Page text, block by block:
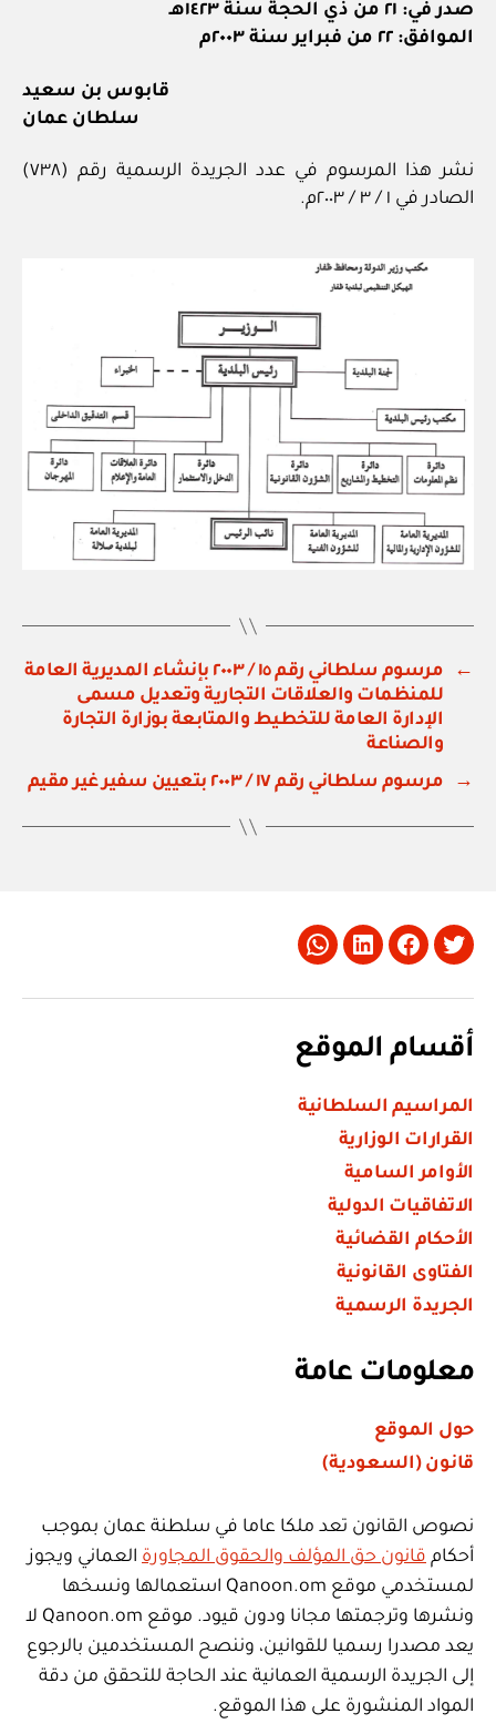
صدر في: ٢١ من ذي الحجة سنة ١٤٢٣هـ
الموافق: ٢٢ من فبراير سنة ٢٠٠٣م
قابوس بن سعيد
سلطان عمان
نشر هذا المرسوم في عدد الجريدة الرسمية رقم (٧٣٨)
الصادر في ١ / ٣ / ٢٠٠٣م.
←
مرسوم سلطاني رقم ١٥ / ٢٠٠٣ بإنشاء المديرية العامة
للمنظمات والعلاقات التجارية وتعديل مسمى
الإدارة العامة للتخطيط والمتابعة بوزارة التجارة
والصناعة
→
مرسوم سلطاني رقم ١٧ / ٢٠٠٣ بتعيين سفير غير مقيم
Twitter
Facebook
LinkedIn
Whatsapp
أقسام الموقع
المراسيم السلطانية
القرارات الوزارية
الأوامر السامية
الاتفاقيات الدولية
الأحكام القضائية
الفتاوى القانونية
الجريدة الرسمية
معلومات عامة
حول الموقع
قانون (السعودية)
نصوص القانون تعد ملكا عاما في سلطنة عمان بموجب
أحكام قانون حق المؤلف والحقوق المجاورة العماني ويجوز
لمستخدمي موقع Qanoon.om استعمالها ونسخها
ونشرها وترجمتها مجانا ودون قيود. موقع Qanoon.om لا
يعد مصدرا رسميا للقوانين، وننصح المستخدمين بالرجوع
إلى الجريدة الرسمية العمانية عند الحاجة للتحقق من دقة
المواد المنشورة على هذا الموقع.